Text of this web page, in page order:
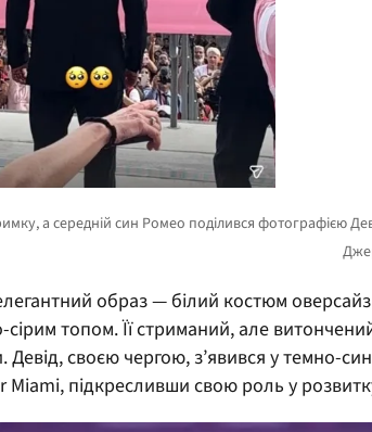
образ — білий костюм оверсайз
топом. Її стриманий, але
своєю чергою, з’явився у темно-
підкресливши свою роль у